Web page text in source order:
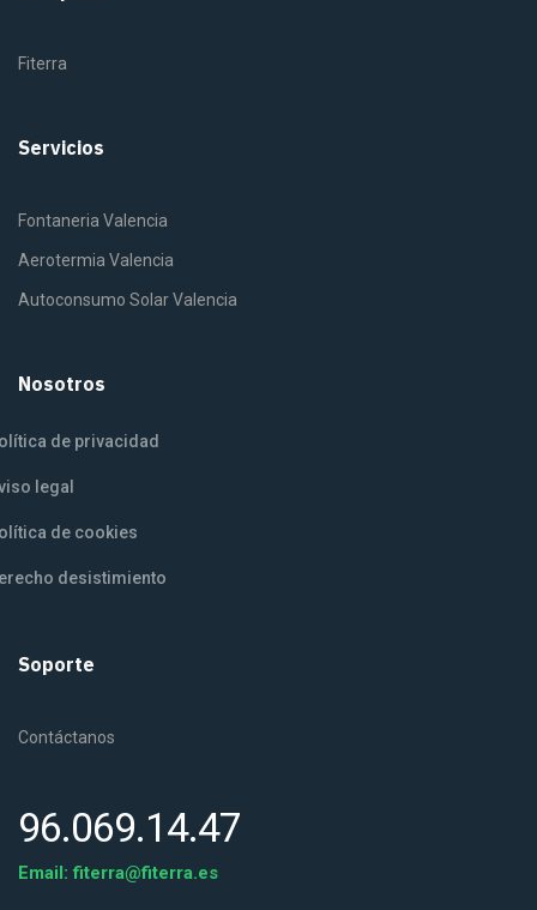
Fiterra
Servicios
Fontaneria Valencia
Aerotermia Valencia
Autoconsumo Solar Valencia
Nosotros
de privacidad
legal
de cookies
desistimiento
Soporte
Contáctanos
96.069.14.47
Email:fiterra@fiterra.es